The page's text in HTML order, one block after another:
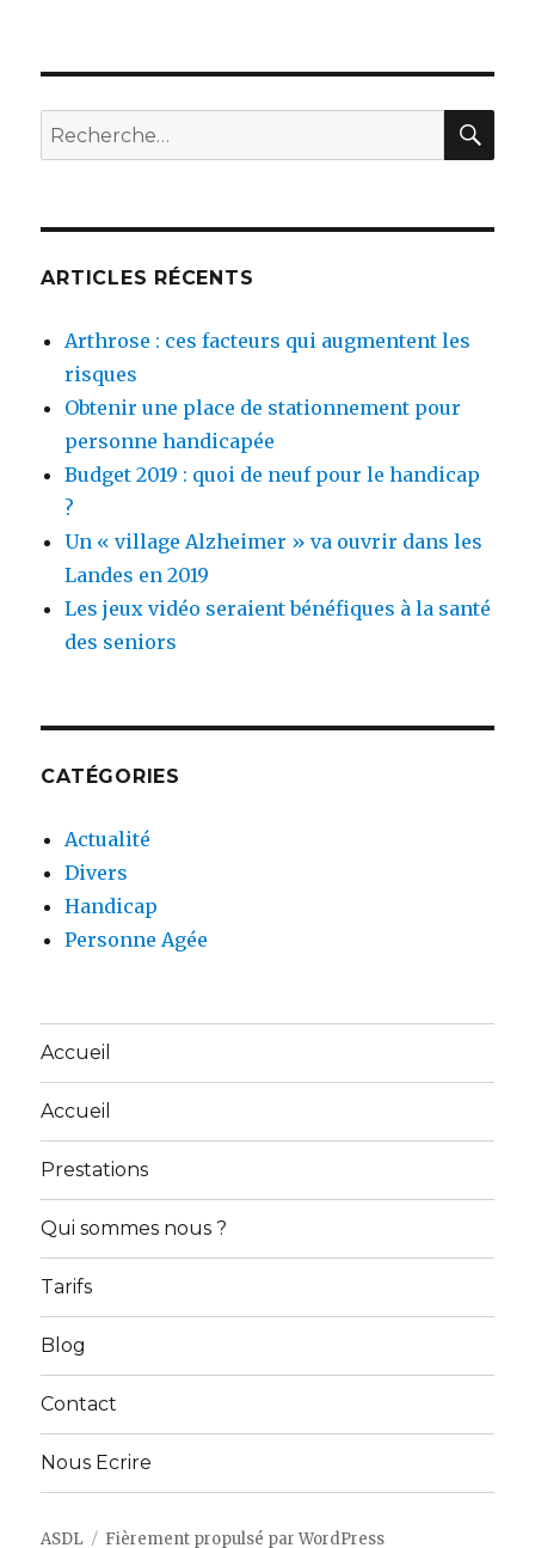
Recherche
pour
ARTICLES RÉCENTS
Arthrose : ces facteurs qui augmentent les
risques
Obtenir une place de stationnement pour
personne handicapée
Budget 2019 : quoi de neuf pour le handicap
?
Un « village Alzheimer » va ouvrir dans les
Landes en 2019
Les jeux vidéo seraient bénéfiques à la santé
des seniors
CATÉGORIES
Actualité
Divers
Handicap
Personne Agée
Accueil
Accueil
Prestations
Qui sommes nous ?
Tarifs
Blog
Contact
Nous Ecrire
ASDL Fièrement propulsé par WordPress